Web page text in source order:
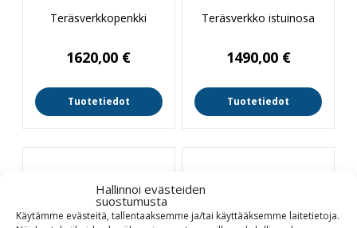
Hallinnoi evästeiden
suostumusta
Käytämme evästeitä, tallentaaksemme ja/tai käyttääksemme laitetietoja.
Teräsverkkopenkki
1620,00 €
Tuotetiedot
Teräsverkko istuinosa
1490,00 €
Tuotetiedot